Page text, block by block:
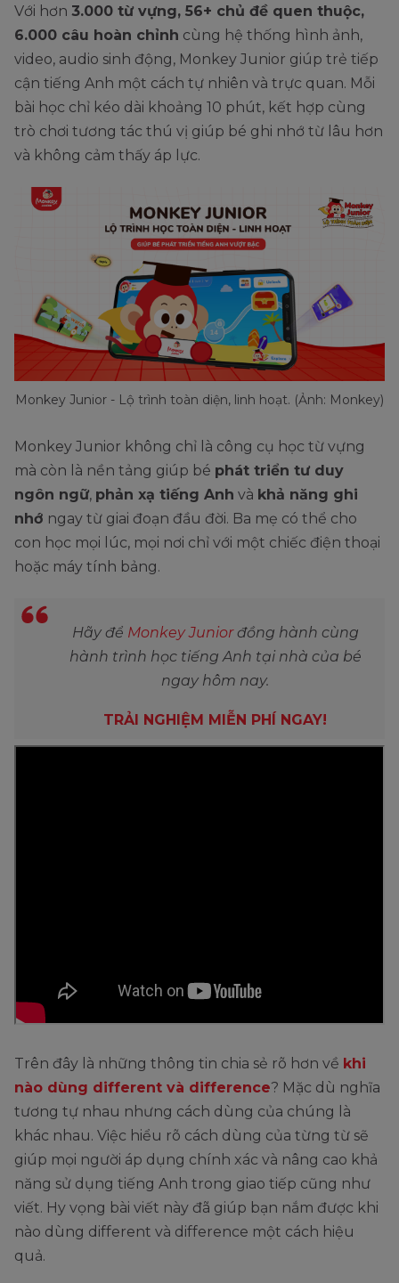
Với hơn 3.000 từ vựng, 56+ chủ đề quen thuộc,
6.000 câu hoàn chỉnh cùng hệ thống hình ảnh,
video, audio sinh động, Monkey Junior giúp trẻ tiếp
cận tiếng Anh một cách tự nhiên và trực quan. Mỗi
bài học chỉ kéo dài khoảng 10 phút, kết hợp cùng
trò chơi tương tác thú vị giúp bé ghi nhớ từ lâu hơn
và không cảm thấy áp lực.
Monkey Junior - Lộ trình toàn diện, linh hoạt. (Ảnh: Monkey)
Monkey Junior không chỉ là công cụ học từ vựng
mà còn là nền tảng giúp bé phát triển tư duy
ngôn ngữ, phản xạ tiếng Anh và khả năng ghi
nhớ ngay từ giai đoạn đầu đời. Ba mẹ có thể cho
con học mọi lúc, mọi nơi chỉ với một chiếc điện thoại
hoặc máy tính bảng.
Hãy để Monkey Juniorđồng hành cùng
hành trình học tiếng Anh tại nhà của bé
ngay hôm nay.
TRẢI NGHIỆM MIỄN PHÍ NGAY!
Trên đây là những thông tin chia sẻ rõ hơn về khi
nào dùng different và difference? Mặc dù nghĩa
tương tự nhau nhưng cách dùng của chúng là
khác nhau. Việc hiểu rõ cách dùng của từng từ sẽ
giúp mọi người áp dụng chính xác và nâng cao khả
năng sử dụng tiếng Anh trong giao tiếp cũng như
viết. Hy vọng bài viết này đã giúp bạn nắm được khi
nào dùng different và difference một cách hiệu
quả.